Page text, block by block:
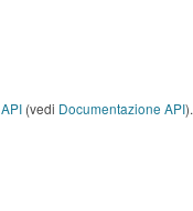
API (vedi Documentazione API).